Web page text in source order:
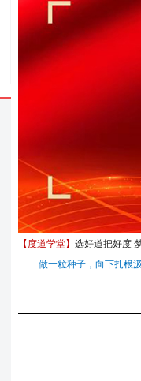
【度道学堂】 选好道把好度
做一粒种子，向下扎根